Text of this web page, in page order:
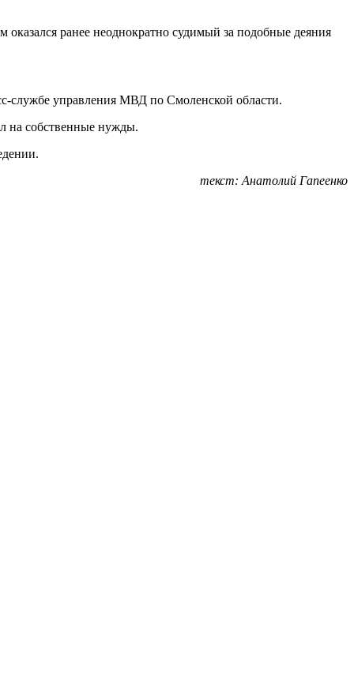
ранее неоднократно судимый за подобные деяния
службе управления МВД по Смоленской области.
на собственные нужды.
текст: Анатолий Гапеенко